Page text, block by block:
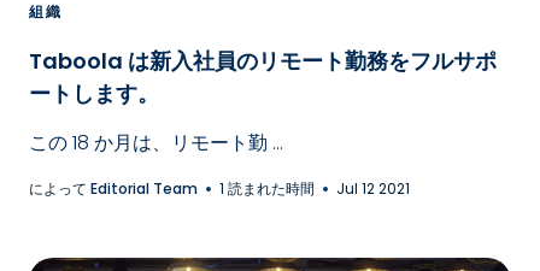
組織
Taboola は新入社員のリモート勤務をフルサポ
ートします。
この 18 か月は、リモート勤 ...
によって Editorial Team 1 読まれた時間 Jul 12 2021